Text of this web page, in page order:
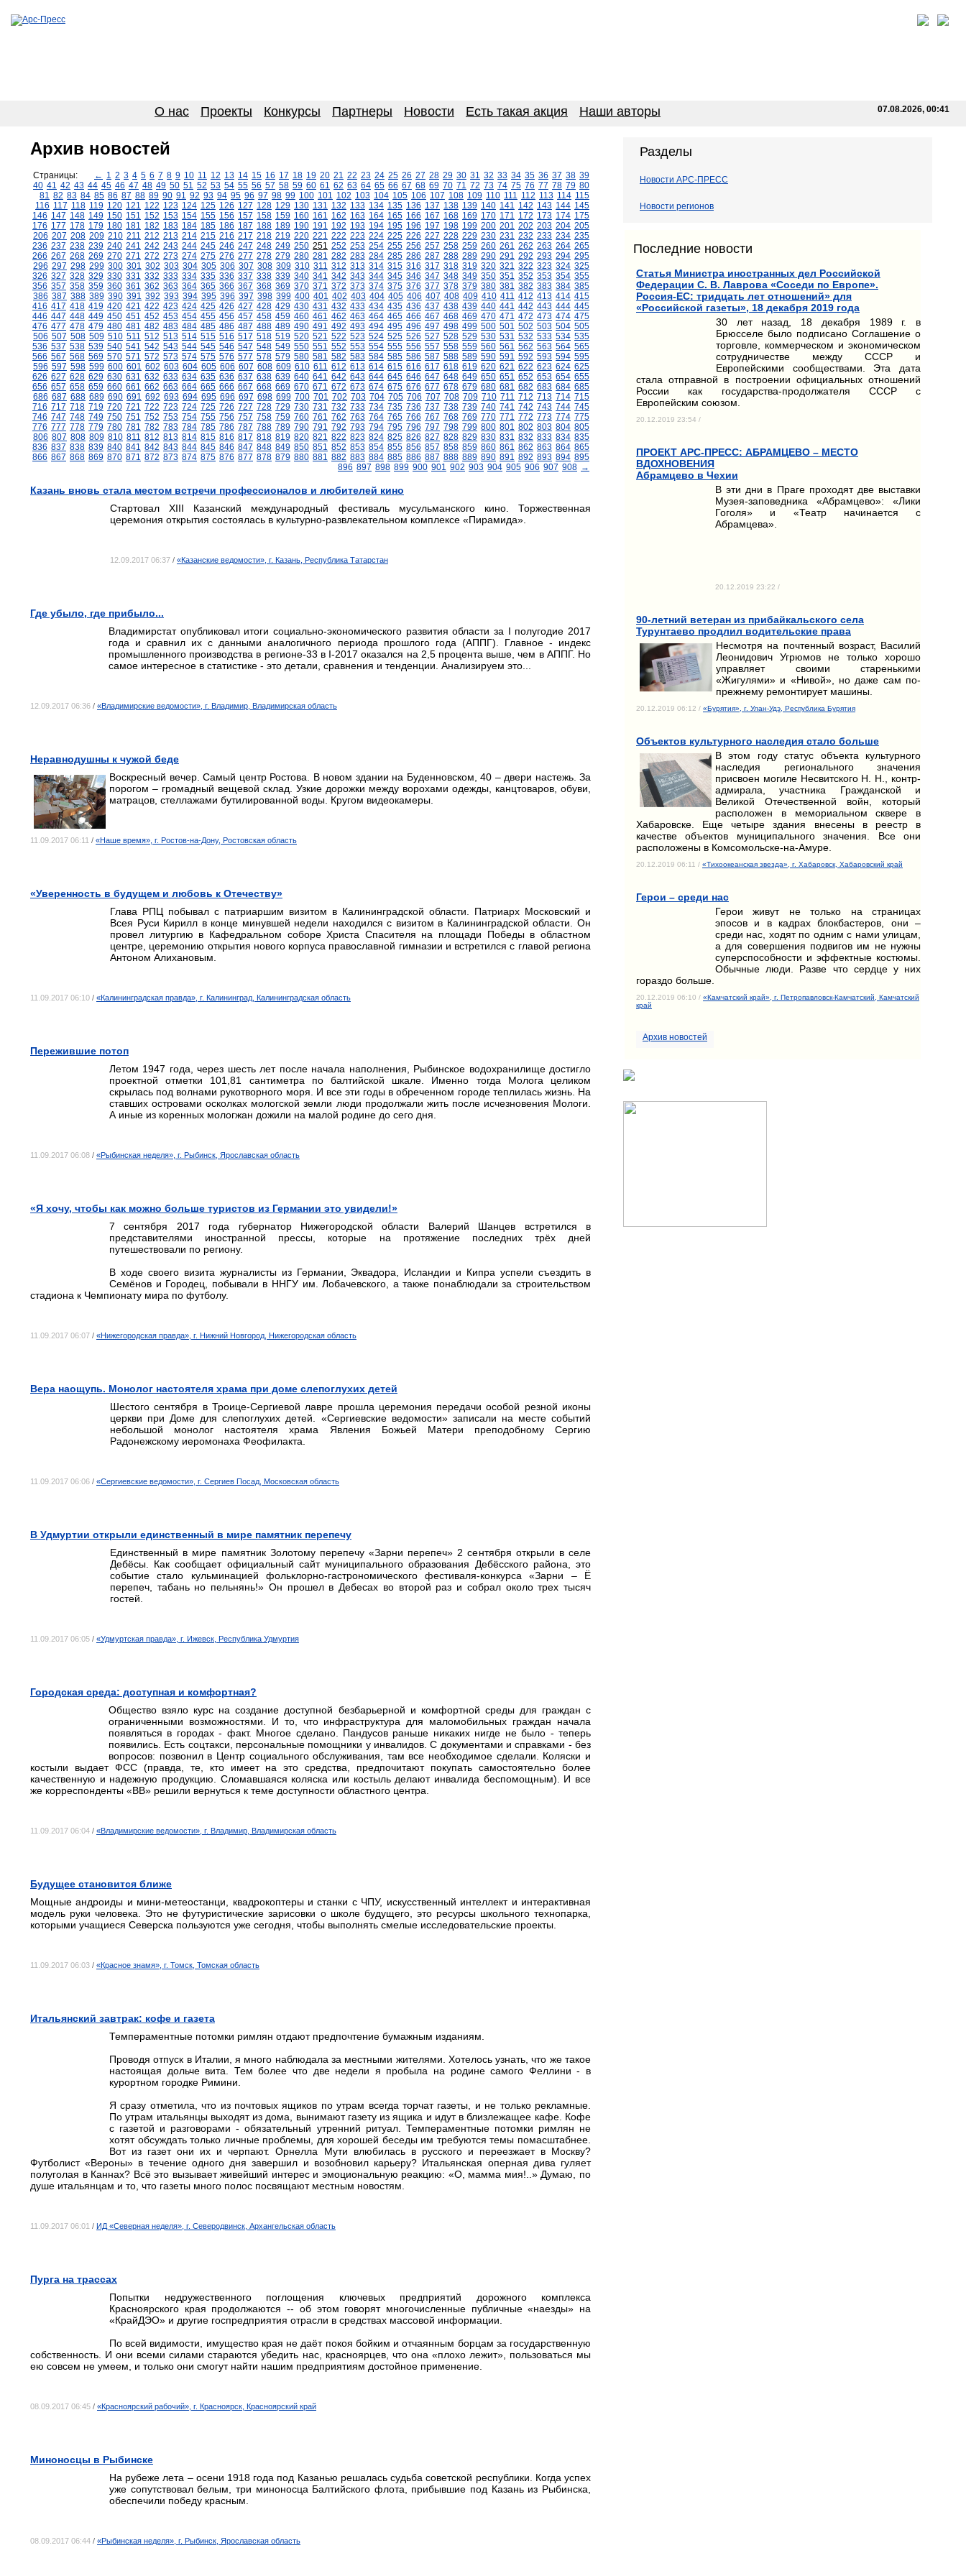
О нас Проекты Конкурсы Партнеры Новости Есть такая акция Наши авторы 07.08.2026, 00:41
Архив новостей
Страницы: ← 1 2 3 4 5 6 7 8 9 10 11 12 13 14 15 16 17 18 19 20 21 22 23 24 25 26 27 28 29 30 31 32 33 34 35 36 37 38 39
40 41 42 43 44 45 46 47 48 49 50 51 52 53 54 55 56 57 58 59 60 61 62 63 64 65 66 67 68 69 70 71 72 73 74 75 76 77 78 79 80
81 82 83 84 85 86 87 88 89 90 91 92 93 94 95 96 97 98 99 100 101 102 103 104 105 106 107 108 109 110 111 112 113 114 115
116 117 118 119 120 121 122 123 124 125 126 127 128 129 130 131 132 133 134 135 136 137 138 139 140 141 142 143 144 145
146 147 148 149 150 151 152 153 154 155 156 157 158 159 160 161 162 163 164 165 166 167 168 169 170 171 172 173 174 175
176 177 178 179 180 181 182 183 184 185 186 187 188 189 190 191 192 193 194 195 196 197 198 199 200 201 202 203 204 205
206 207 208 209 210 211 212 213 214 215 216 217 218 219 220 221 222 223 224 225 226 227 228 229 230 231 232 233 234 235
236 237 238 239 240 241 242 243 244 245 246 247 248 249 250 251 252 253 254 255 256 257 258 259 260 261 262 263 264 265
266 267 268 269 270 271 272 273 274 275 276 277 278 279 280 281 282 283 284 285 286 287 288 289 290 291 292 293 294 295
296 297 298 299 300 301 302 303 304 305 306 307 308 309 310 311 312 313 314 315 316 317 318 319 320 321 322 323 324 325
326 327 328 329 330 331 332 333 334 335 336 337 338 339 340 341 342 343 344 345 346 347 348 349 350 351 352 353 354 355
356 357 358 359 360 361 362 363 364 365 366 367 368 369 370 371 372 373 374 375 376 377 378 379 380 381 382 383 384 385
386 387 388 389 390 391 392 393 394 395 396 397 398 399 400 401 402 403 404 405 406 407 408 409 410 411 412 413 414 415
416 417 418 419 420 421 422 423 424 425 426 427 428 429 430 431 432 433 434 435 436 437 438 439 440 441 442 443 444 445
446 447 448 449 450 451 452 453 454 455 456 457 458 459 460 461 462 463 464 465 466 467 468 469 470 471 472 473 474 475
476 477 478 479 480 481 482 483 484 485 486 487 488 489 490 491 492 493 494 495 496 497 498 499 500 501 502 503 504 505
506 507 508 509 510 511 512 513 514 515 516 517 518 519 520 521 522 523 524 525 526 527 528 529 530 531 532 533 534 535
536 537 538 539 540 541 542 543 544 545 546 547 548 549 550 551 552 553 554 555 556 557 558 559 560 561 562 563 564 565
566 567 568 569 570 571 572 573 574 575 576 577 578 579 580 581 582 583 584 585 586 587 588 589 590 591 592 593 594 595
596 597 598 599 600 601 602 603 604 605 606 607 608 609 610 611 612 613 614 615 616 617 618 619 620 621 622 623 624 625
626 627 628 629 630 631 632 633 634 635 636 637 638 639 640 641 642 643 644 645 646 647 648 649 650 651 652 653 654 655
656 657 658 659 660 661 662 663 664 665 666 667 668 669 670 671 672 673 674 675 676 677 678 679 680 681 682 683 684 685
686 687 688 689 690 691 692 693 694 695 696 697 698 699 700 701 702 703 704 705 706 707 708 709 710 711 712 713 714 715
716 717 718 719 720 721 722 723 724 725 726 727 728 729 730 731 732 733 734 735 736 737 738 739 740 741 742 743 744 745
746 747 748 749 750 751 752 753 754 755 756 757 758 759 760 761 762 763 764 765 766 767 768 769 770 771 772 773 774 775
776 777 778 779 780 781 782 783 784 785 786 787 788 789 790 791 792 793 794 795 796 797 798 799 800 801 802 803 804 805
806 807 808 809 810 811 812 813 814 815 816 817 818 819 820 821 822 823 824 825 826 827 828 829 830 831 832 833 834 835
836 837 838 839 840 841 842 843 844 845 846 847 848 849 850 851 852 853 854 855 856 857 858 859 860 861 862 863 864 865
866 867 868 869 870 871 872 873 874 875 876 877 878 879 880 881 882 883 884 885 886 887 888 889 890 891 892 893 894 895
896 897 898 899 900 901 902 903 904 905 906 907 908 →
Казань вновь стала местом встречи профессионалов и любителей кино
Стартовал XIII Казанский международный фестиваль мусульманского кино. Торжественная
церемония открытия состоялась в культурно-развлекательном комплексе «Пирамида».
12.09.2017 06:37 / «Казанские ведомости», г. Казань, Республика Татарстан
Где убыло, где прибыло...
Владимирстат опубликовал итоги социально-экономического развития области за I полугодие 2017
года и сравнил их с данными аналогичного периода прошлого года (АППГ). Главное ‑ индекс
промышленного производства в регионе-33 в I-2017 оказался на 2,5 процента выше, чем в АППГ. Но
самое интересное в статистике ‑ это детали, сравнения и тенденции. Анализируем это...
12.09.2017 06:36 / «Владимирские ведомости», г. Владимир, Владимирская область
Неравнодушны к чужой беде
Воскресный вечер. Самый центр Ростова. В новом здании на Буденновском, 40 – двери настежь. За
порогом – громадный вещевой склад. Узкие дорожки между ворохами одежды, канцтоваров, обуви,
матрацов, стеллажами бутилированной воды. Кругом видеокамеры.
11.09.2017 06:11 / «Наше время», г. Ростов-на-Дону, Ростовская область
«Уверенность в будущем и любовь к Отечеству»
Глава РПЦ побывал с патриаршим визитом в Калининградской области. Патриарх Московский и
Всея Руси Кирилл в конце минувшей недели находился с визитом в Калининградской области. Он
провел литургию в Кафедральном соборе Христа Спасителя на площади Победы в областном
центре, церемонию открытия нового корпуса православной гимназии и встретился с главой региона
Антоном Алихановым.
11.09.2017 06:10 / «Калининградская правда», г. Калининград, Калининградская область
Пережившие потоп
Летом 1947 года, через шесть лет после начала наполнения, Рыбинское водохранилище достигло
проектной отметки 101,81 сантиметра по балтийской шкале. Именно тогда Молога целиком
скрылась под волнами рукотворного моря. И все эти годы в обреченном городе теплилась жизнь. На
ставших островами осколках мологской земли люди продолжали жить после исчезновения Мологи.
А иные из коренных мологжан дожили на малой родине до сего дня.
11.09.2017 06:08 / «Рыбинская неделя», г. Рыбинск, Ярославская область
«Я хочу, чтобы как можно больше туристов из Германии это увидели!»
7 сентября 2017 года губернатор Нижегородской области Валерий Шанцев встретился в
представителями иностранной прессы, которые на протяжение последних трёх дней
путешествовали по региону.
В ходе своего визита журналисты из Германии, Эквадора, Исландии и Кипра успели съездить в
Семёнов и Городец, побывали в ННГУ им. Лобачевского, а также понаблюдали за строительством
стадиона к Чемпионату мира по футболу.
11.09.2017 06:07 / «Нижегородская правда», г. Нижний Новгород, Нижегородская область
Вера наощупь. Монолог настоятеля храма при доме слепоглухих детей
Шестого сентября в Троице-Сергиевой лавре прошла церемония передачи особой резной иконы
церкви при Доме для слепоглухих детей. «Сергиевские ведомости» записали на месте событий
небольшой монолог настоятеля храма Явления Божьей Матери преподобному Сергию
Радонежскому иеромонаха Феофилакта.
11.09.2017 06:06 / «Сергиевские ведомости», г. Сергиев Посад, Московская область
В Удмуртии открыли единственный в мире памятник перепечу
Единственный в мире памятник Золотому перепечу «Зарни перепеч» 2 сентября открыли в селе
Дебёсы. Как сообщает официальный сайт муниципального образования Дебёсского района, это
событие стало кульминацией фольклорно-гастрономического фестиваля-конкурса «Зарни – Ё
перепеч, табань но пельнянь!» Он прошел в Дебесах во второй раз и собрал около трех тысяч
гостей.
11.09.2017 06:05 / «Удмуртская правда», г. Ижевск, Республика Удмуртия
Городская среда: доступная и комфортная?
Общество взяло курс на создание доступной безбарьерной и комфортной среды для граждан с
ограниченными возможностями. И то, что инфраструктура для маломобильных граждан начала
появляться в городах ‑ факт. Многое сделано. Пандусов раньше никаких нигде не было - теперь
появились. Есть соцтакси, персональные помощники у инвалидов. С документами и справками ‑ без
вопросов: позвонил в Центр социального обслуживания, там все необходимое сделали. Коляски и
костыли выдает ФСС (правда, те, кто имеет на это средства, предпочитают покупать самостоятельно более
качественную и надежную продукцию. Сломавшаяся коляска или костыль делают инвалида беспомощным). И все
же корреспонденты «ВВ» решили вернуться к теме доступности областного центра.
11.09.2017 06:04 / «Владимирские ведомости», г. Владимир, Владимирская область
Будущее становится ближе
Мощные андроиды и мини-метеостанци, квадрокоптеры и станки с ЧПУ, искусственный интеллект и интерактивная
модель руки человека. Это не футуристические зарисовки о школе будущего, это ресурсы школьного технопарка,
которыми учащиеся Северска пользуются уже сегодня, чтобы выполнять смелые исследовательские проекты.
11.09.2017 06:03 / «Красное знамя», г. Томск, Томская область
Итальянский завтрак: кофе и газета
Темпераментные потомки римлян отдают предпочтение бумажным изданиям.
Проводя отпуск в Италии, я много наблюдала за местными жителями. Хотелось узнать, что же такое
настоящая дольче вита. Тем более что две недели я пробыла на родине самого Феллини - в
курортном городке Римини.
Я сразу отметила, что из почтовых ящиков по утрам всегда торчат газеты, и не только рекламные.
По утрам итальянцы выходят из дома, вынимают газету из ящика и идут в близлежащее кафе. Кофе
с газетой и разговорами - обязательный утренний ритуал. Темпераментные потомки римлян не
хотят обсуждать только личные проблемы, для хорошей беседы им требуются темы помасштабнее.
Вот из газет они их и черпают. Орнелла Мути влюбилась в русского и переезжает в Москву?
Футболист «Вероны» в течение одного дня завершил и возобновил карьеру? Итальянская оперная дива гуляет
полуголая в Каннах? Всё это вызывает живейший интерес и эмоциональную реакцию: «О, мамма мия!..» Думаю, по
душе итальянцам и то, что газеты много полос посвящают местным новостям.
11.09.2017 06:01 / ИД «Северная неделя», г. Северодвинск, Архангельская область
Пурга на трассах
Попытки недружественного поглощения ключевых предприятий дорожного комплекса
Красноярского края продолжаются -- об этом говорят многочисленные публичные «наезды» на
«КрайДЭО» и другие госпредприятия отрасли в средствах массовой информации.
По всей видимости, имущество края не даёт покоя бойким и отчаянным борцам за государственную
собственность. И они всеми силами стараются убедить нас, красноярцев, что она «плохо лежит», пользоваться мы
ею совсем не умеем, и только они смогут найти нашим предприятиям достойное применение.
08.09.2017 06:45 / «Красноярский рабочий», г. Красноярск, Красноярский край
Миноносцы в Рыбинске
На рубеже лета – осени 1918 года под Казанью решалась судьба советской республики. Когда успех
уже сопутствовал белым, три миноносца Балтийского флота, прибывшие под Казань из Рыбинска,
обеспечили победу красным.
08.09.2017 06:44 / «Рыбинская неделя», г. Рыбинск, Ярославская область
Разделы
Новости АРС-ПРЕСС
Новости регионов
Последние новости
Статья Министра иностранных дел Российской
Федерации С. В. Лаврова «Соседи по Европе».
Россия-ЕС: тридцать лет отношений» для
«Российской газеты», 18 декабря 2019 года
30 лет назад, 18 декабря 1989 г. в
Брюсселе было подписано Соглашение о
торговле, коммерческом и экономическом
сотрудничестве между СССР и
Европейскими сообществами. Эта дата
стала отправной в построении официальных отношений
России как государства-продолжателя СССР с
Европейским союзом.
20.12.2019 23:54 /
ПРОЕКТ АРС-ПРЕСС: АБРАМЦЕВО – МЕСТО
ВДОХНОВЕНИЯ
Абрамцево в Чехии
В эти дни в Праге проходят две выставки
Музея-заповедника «Абрамцево»: «Лики
Гоголя» и «Театр начинается с
Абрамцева».
20.12.2019 23:22 /
90-летний ветеран из прибайкальского села
Турунтаево продлил водительские права
Несмотря на почтенный возраст, Василий
Леонидович Угрюмов не только хорошо
управляет своими старенькими
«Жигулями» и «Нивой», но даже сам по-
прежнему ремонтирует машины.
20.12.2019 06:12 / «Бурятия», г. Улан-Удэ, Республика Бурятия
Объектов культурного наследия стало больше
В этом году статус объекта культурного
наследия регионального значения
присвоен могиле Несвитского Н. Н., контр-
адмирала, участника Гражданской и
Великой Отечественной войн, который
расположен в мемориальном сквере в
Хабаровске. Еще четыре здания внесены в реестр в
качестве объектов муниципального значения. Все они
расположены в Комсомольске-на-Амуре.
20.12.2019 06:11 / «Тихоокеанская звезда», г. Хабаровск, Хабаровский край
Герои – среди нас
Герои живут не только на страницах
эпосов и в кадрах блокбастеров, они –
среди нас, ходят по одним с нами улицам,
а для совершения подвигов им не нужны
суперспособности и эффектные костюмы.
Обычные люди. Разве что сердце у них
гораздо больше.
20.12.2019 06:10 / «Камчатский край», г. Петропавловск-Камчатский, Камчатский
край
Архив новостей